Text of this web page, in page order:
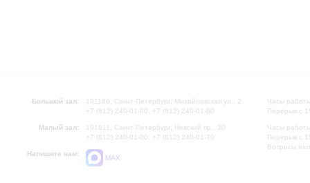
Большой зал:
191186, Санкт-Петербург, Михайловская ул., 2
+7 (812) 240-01-00, +7 (812) 240-01-80
Малый зал:
191011, Санкт-Петербург, Невский пр., 30
+7 (812) 240-01-00, +7 (812) 240-01-70
Напишите нам:
MAX
Часы
Перерыв с
Часы
Перерыв с
Вопросы